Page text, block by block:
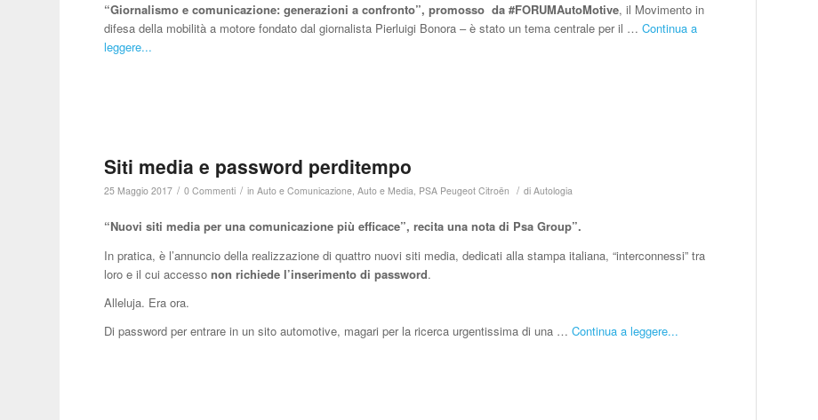
“Giornalismo e comunicazione: generazioni a confronto”, promosso da #FORUMAutoMotive, il Movimento in
difesa della mobilità a motore fondato dal giornalista Pierluigi Bonora – è stato un tema centrale per il …Continua a
leggere...
Siti media e password perditempo
25 Maggio 2017 / 0 Commenti / inAuto e Comunicazione,Auto e Media, PSA Peugeot Citroën / diAutologia
“Nuovi siti media per una comunicazione più efficace”, recita una nota di Psa Group”.
In pratica, è l’annuncio della realizzazione di quattro nuovi siti media, dedicati alla stampa italiana, “interconnessi” tra
loro e il cui accessonon richiede l’inserimento di password.
Alleluja. Era ora.
Di password per entrare in un sito automotive, magari per la ricerca urgentissima di una …Continua a leggere...